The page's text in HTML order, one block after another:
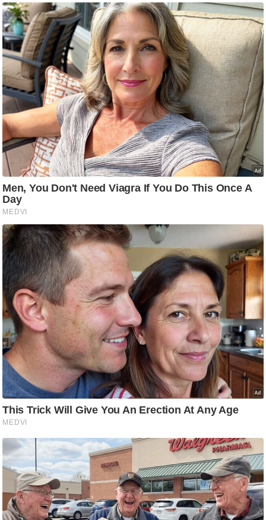
g
N
e
w
s
ला
इ
फ
स्टा
इ
क्नॉ
लॉ
जी
ब्यू
टी
/
फै
श
न
घ
रे
लू
नु
स्खे
प
र्य
ट
न
स्थ
ल